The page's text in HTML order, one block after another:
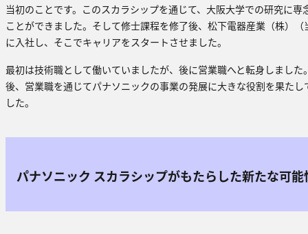
当初のことです。このスカラシップを通じて、大阪大学での研究に専
ことができました。そして修士課程を修了後、松下電器産業（株）（
に入社し、そこでキャリアをスタートさせました。
最初は技術職として働いていましたが、後に営業職へと転身しました
後、営業職を通じてパナソニックの事業の発展に大きな役割を果たし
した。
パナソニック スカラシップがもたらした新たな可能